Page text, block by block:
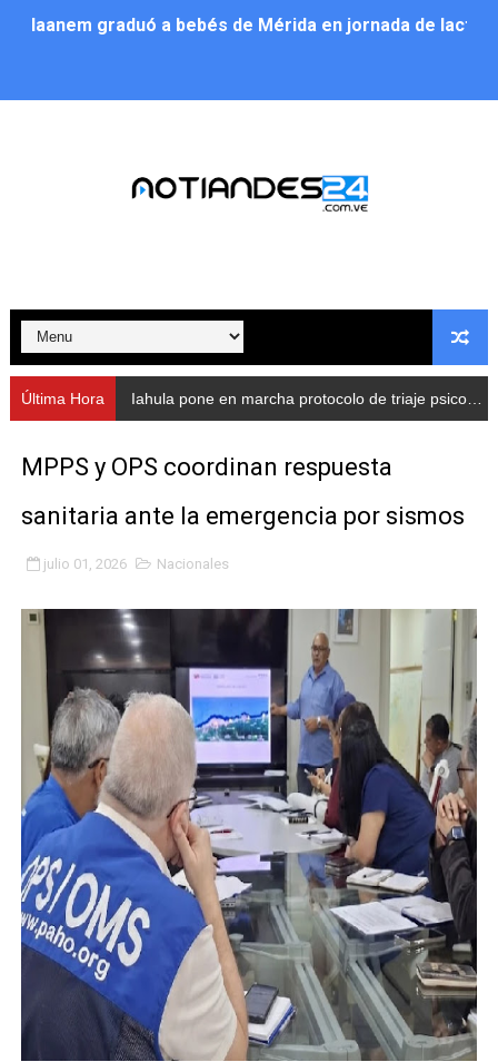
Iaanem graduó a bebés de Mérida en jornada de
Alcalde Nelson Álvarez llevó jornada recreativa a la
Nevado Gas optimiza servicio residencial en la
Balance semestral impulsa inclusión y atención a
Plan Vacacional Comunitario “Ríe 2026” recorre las
Alcaldía del Municipio Libertador realizó una jornada
Fundacite Mérida dicta taller gratuito de electrónica
INN-Mérida celebró el Lacto grado para promover el
Impulsan plan estratégico de seguridad ciudadana
Mérida impulsa desarrollo económico con taller de
Fomficc consolida alianzas e impulsa la economía
Niños de Estudiantes de Mérida sembraron 110
Corposalud y Secretaría Social fortalecen la atención
Inicia el plan vacacional Venezuela Renace en el
Entregan planta eléctrica para fortalecer la atención
Expertos inspeccionan espacios del OAN para la
Dictan MasterClass en el marco del Encuentro LAGO
Última Hora Iahula pone en marcha protocolo de triaje psicosocial para atender a rescatistas
MPPS y OPS coordinan respuesta
sanitaria ante la emergencia por sismos
julio 01, 2026 Nacionales